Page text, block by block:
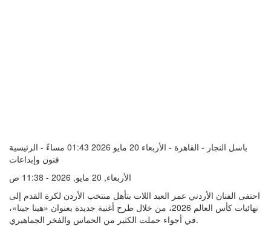
باسل النجار - القاهرة - الأربعاء 20 مايو 2026 01:43 مساءً - الرئيسية
فنون وإبداعات
الأربعاء, 20 مايو, 2026 - 11:38 ص
احتفى الفنان الأردني عمر العبد اللات بتأهل منتخب الأردن لكرة القدم إلى
نهائيات كأس العالم 2026، من خلال طرح أغنية جديدة بعنوان «هينا جينا»،
في أجواء حملت الكثير من الحماس والفخر الجماهيري.